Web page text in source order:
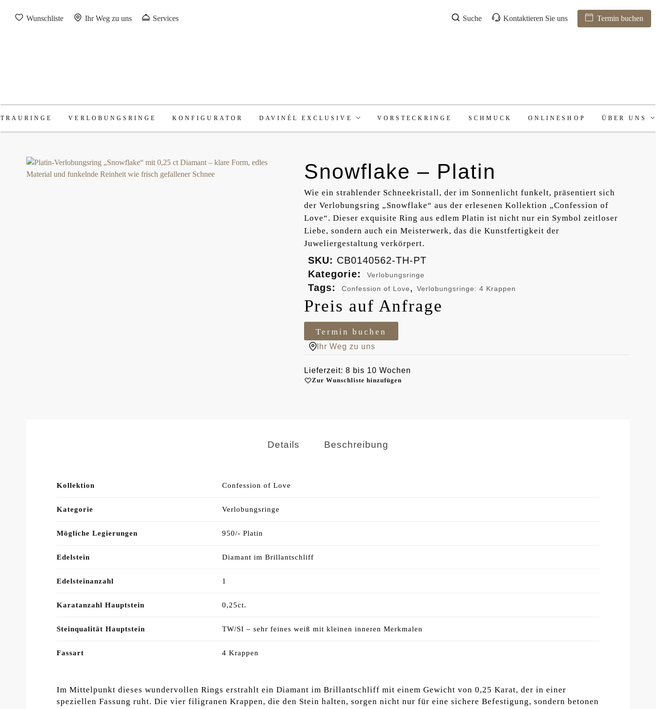
Wunschliste Ihr Weg zu uns Services Suche Kontaktieren Sie uns Termin buchen
TRAURINGE VERLOBUNGSRINGE KONFIGURATOR DAVINÉL EXCLUSIVE VORSTECKRINGE SCHMUCK ONLINESHOP ÜBER UNS
Snowflake – Platin
Wie ein strahlender Schneekristall, der im Sonnenlicht funkelt, präsentiert sich
der Verlobungsring „Snowflake“ aus der erlesenen Kollektion „Confession of
Love“. Dieser exquisite Ring aus edlem Platin ist nicht nur ein Symbol zeitloser
Liebe, sondern auch ein Meisterwerk, das die Kunstfertigkeit der
Juweliergestaltung verkörpert.
SKU: CB0140562-TH-PT
Kategorie:
Verlobungsringe
Tags: Confession of Love, Verlobungsringe: 4 Krappen
Preis auf Anfrage
Termin buchen
Ihr Weg zu uns
Lieferzeit: 8 bis 10 Wochen
Zur Wunschliste hinzufügen
Details Beschreibung
Kollektion Confession of Love
Kategorie Verlobungsringe
Mögliche Legierungen 950/- Platin
Edelstein Diamant im Brillantschliff
Edelsteinanzahl 1
Karatanzahl Hauptstein 0,25ct.
Steinqualität Hauptstein TW/SI – sehr feines weiß mit kleinen inneren Merkmalen
Fassart 4 Krappen
Im Mittelpunkt dieses wundervollen Rings erstrahlt ein Diamant im Brillantschliff mit einem Gewicht von 0,25 Karat, der in einer
speziellen Fassung ruht. Die vier filigranen Krappen, die den Stein halten, sorgen nicht nur für eine sichere Befestigung, sondern betonen